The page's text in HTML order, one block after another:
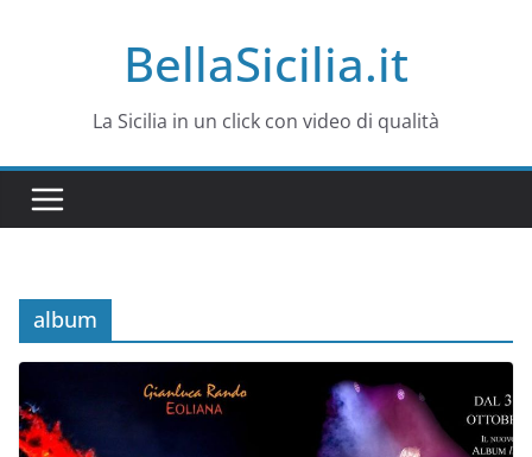
BellaSicilia.it
La Sicilia in un click con video di qualità
album